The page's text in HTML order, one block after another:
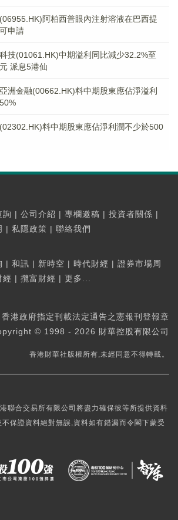
阿柏西普眼內注射溶液在巴西提
申請
技(01061.HK)中期溢利同比減少32.2%至
派息5港仙
亞洲金融(00662.HK)料中期股東應佔淨溢利
料中期股東應佔淨利潤不少於500
詢 | 公司介紹 | 專欄邀稿 | 投資者關係 |
| 私隱政策 | 聯絡我們
| 和訊 | 新時空 | 時代財經 | 證券市場周
經 | 攬富財經 | 更多...
香港政府指定刊載法定通告之憲報刊登報章
© 1998 - 2026 財華控股有限公司
香港財華社版權所有,未經同意不得轉載。
聯合交易所有限公司將盡力確保彼等所提供資料
保證資料絕對無誤,資料如有錯漏而令閣下蒙受